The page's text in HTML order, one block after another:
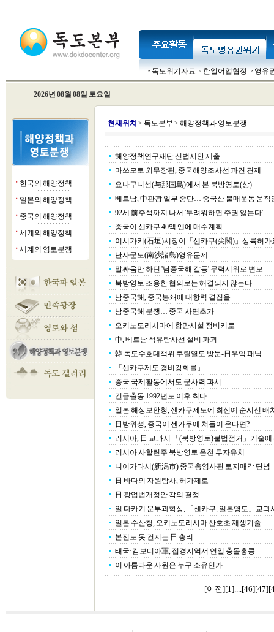
독도위기자료 한일어업협정 영유
2026년 08월 08일 토요일
■ 한국의 해양정책
■ 일본의 해양정책
■ 중국의 해양정책
■ 세계의 해양정책
■ 세계의 영토분쟁
현재위치 > 독도본부 > 해양정책과 영토분쟁
해양정책연구재단 신법시안 제출
마쓰모토 외무장관, 중국해양조사선 파견 견제
요나구니섬(与那国島)에서 본 북방영토(상)
베트남, 中관광 일부 중단… 중국산 불매운동 움직
92세 前주석까지 나서 '두려워하면 주권 잃는다'
중국이 센카쿠 40엑 엔에 매수계획
이시가키(石垣)시장이「센카쿠(尖閣)」상륙허가
난사군도(南沙諸島)영유문제
말싸움만 하던 '남중국해 갈등' 무력시위로 변모
북방영토 조용한 협의로는 해결되지 않는다
남중국해, 중국봉쇄에 대항력 결집을
남중국해 분쟁… 중국 사면초가
오키노도리시마에 항만시설 정비키로
中, 베트남 석유탐사선 설비 파괴
韓 독도수호대책위 쿠릴열도 방문-日우익 패닉
「센카쿠제도 경비강화를」
중국 국제활동에서도 군사력 과시
긴급출동 1992년도 이후 최다
일본 해상보안청, 센카쿠제도에 최신예 순시선 배
日방위성, 중국이 센카쿠에 쳐들어 온다면?
러시아, 日 교과서 「(북방영토)불법점거」기술에
러시아 사할린주 북방영토 온천 투자유치
니이가타시(新潟市) 중국총영사관 토지매각 단념
日 바다의 자원탐사, 허가제로
日 광업법개정안 각의 결정
일 다카기 문부과학상, 「센카쿠, 일본영토」교과
일본 수산청, 오키노도리시마 산호초 재생기술
본전도 못 건지는 日 총리
태국·캄보디아軍, 접경지역서 연일 충돌홍콩
이 아름다운 사원은 누구 소유인가
[이전][1]....[46][47][